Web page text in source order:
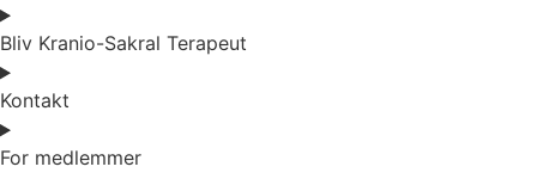
Bliv Kranio-Sakral Terapeut
Kontakt
For medlemmer